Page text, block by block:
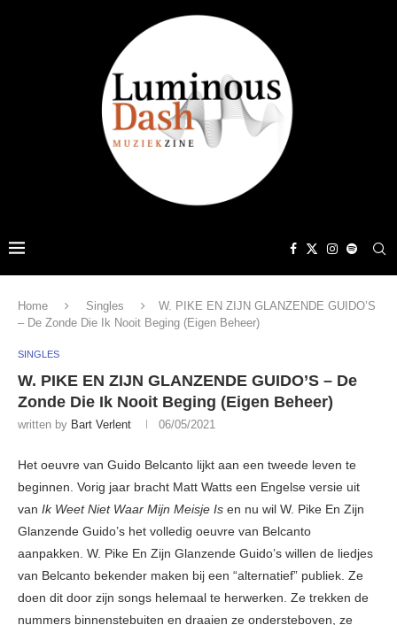
Home Singles
W. PIKE EN ZIJN GLANZENDE GUIDO’S
– De Zonde Die Ik Nooit Beging (Eigen Beheer)
SINGLES
W. PIKE EN ZIJN GLANZENDE GUIDO’S – De
Zonde Die Ik Nooit Beging (Eigen Beheer)
written by Bart Verlent 06/05/2021
Het oeuvre van Guido Belcanto lijkt aan een tweede leven te
beginnen. Vorig jaar bracht Matt Watts een Engelse versie uit
van Ik Weet Niet Waar Mijn Meisje Is en nu wil W. Pike En Zijn
Glanzende Guido’s het volledig oeuvre van Belcanto
aanpakken. W. Pike En Zijn Glanzende Guido’s willen de liedjes
van Belcanto bekender maken bij een “alternatief” publiek. Ze
doen dit door zijn songs helemaal te herwerken. Ze trekken de
nummers binnenstebuiten en draaien ze ondersteboven, ze